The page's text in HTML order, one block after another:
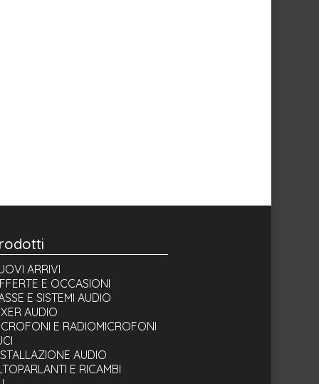
ARRIVI
E OCCASIONI
E SISTEMI AUDIO
AUDIO
E RADIOMICROFONI
AUDIO
E RICAMBI